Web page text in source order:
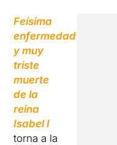
Feísima
enfermedad
y muy
triste
muerte
de la
reina
Isabel I
torna a la